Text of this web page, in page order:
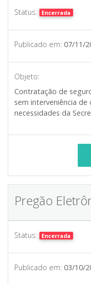
Status: Encerrada
Publicado em: 07/11/
Objeto:
Contratação de
sem interveniência
necessidades da
Pregão
Status: Encerrada
Publicado em: 03/10/